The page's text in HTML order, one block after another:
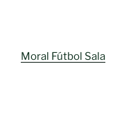
Moral Fútbol Sala